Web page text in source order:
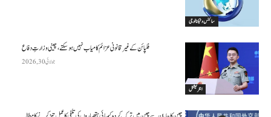
سائنس وٹیکنالوجی
انٹرنیشنل
فلپائن کے غیر قانونی عزائم کامیاب نہیں ہو سکتے ، چینی وزارتِ دفاع
جولائی 30, 2026